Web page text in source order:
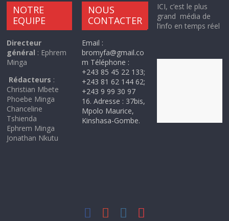
NOTRE
EQUIPE
Directeur
général : Ephrem
Minga
Rédacteurs :
Christian Mbete
Phoebe Minga
Chanceline
Tshienda
Ephrem Minga
Jonathan Nkutu
NOUS
CONTACTER
Email :
bromyfa@gmail.co
m Téléphone :
+243 85 45 22 133;
+243 81 62 144 62;
+243 9 99 30 97
16. Adresse : 37bis,
Mpolo Maurice,
Kinshasa-Gombe.
ICI, c’est le plus
grand média de
l’info en temps réel